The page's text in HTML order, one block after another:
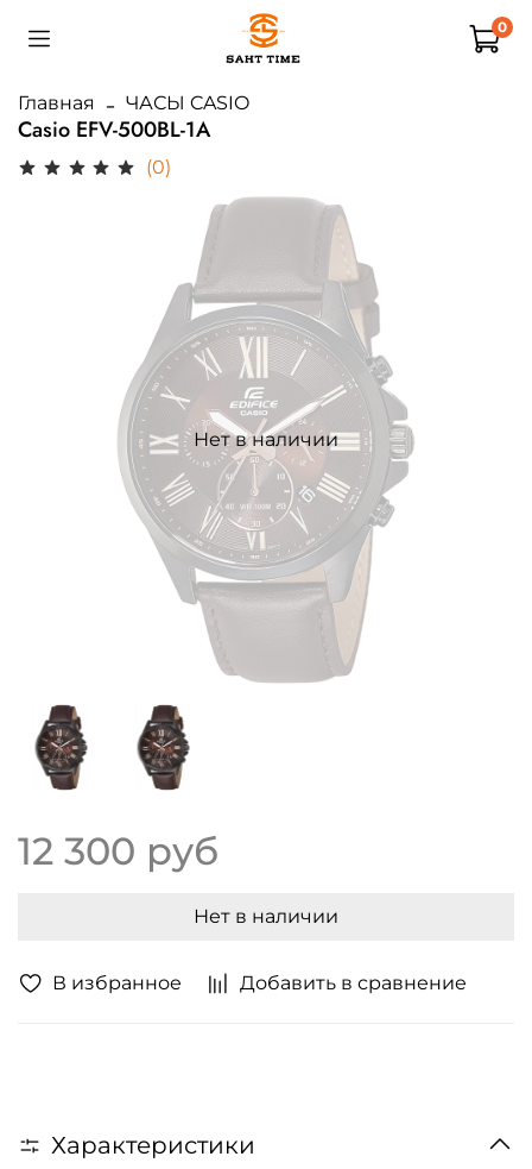
0
Главная ЧАСЫ CASIO
Casio EFV-500BL-1A
(0)
В избранное Добавить в сравнение
Нет в наличии
12 300 руб
Нет в наличии
Характеристики